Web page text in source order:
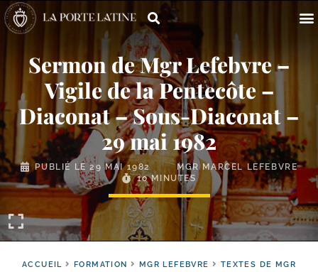
Sermon de Mgr Lefebvre –
Vigile de la Pentecôte –
Diaconat – Sous-​Diaconat –
29 mai 1982
PUBLIÉ LE29 MAI 1982
MGR MARCEL LEFEBVRE
10 MINUTES
ACCUEIL FORMATION MGR LEFEBVRE
TEXTES DE MGR